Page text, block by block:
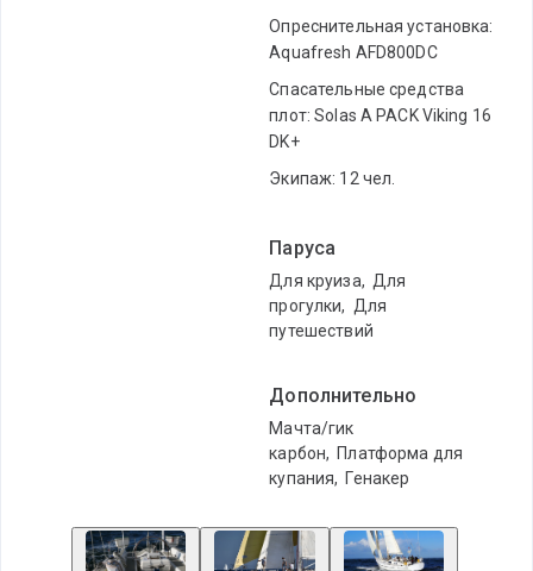
Опреснительная установка:
Aquafresh AFD800DC
Спасательные средства
плот: Solas A PACK Viking 16
DK+
Экипаж: 12 чел.
Паруса
Для круиза, Для
прогулки, Для
путешествий
Дополнительно
Мачта/гик
карбон, Платформа для
купания, Генакер